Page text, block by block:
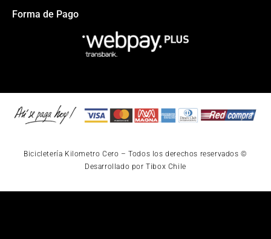
Forma de Pago
Bicicletería Kilometro Cero – Todos los derechos reservados ©
Desarrollado por Tibox Chile